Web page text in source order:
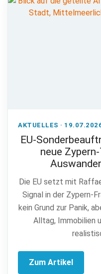
AKTUELLES ·
EU-
neue
Die EU setzt mit
Signal in der Zypern-
kein Grund zur Panik,
Alltag, Immobilien
Zum Artikel